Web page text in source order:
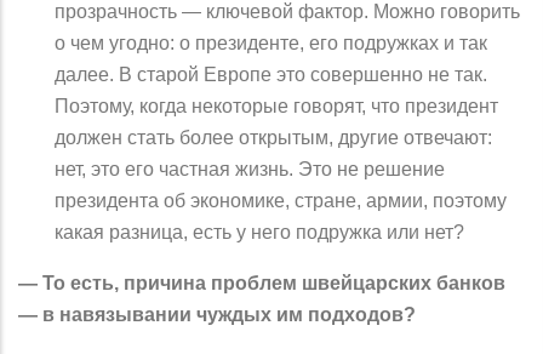
прозрачность — ключевой фактор. Можно говорить
о чем угодно: о президенте, его подружках и так
далее. В старой Европе это совершенно не так.
Поэтому, когда некоторые говорят, что президент
должен стать более открытым, другие отвечают:
нет, это его частная жизнь. Это не решение
президента об экономике, стране, армии, поэтому
какая разница, есть у него подружка или нет?
— То есть, причина проблем швейцарских банков
— в навязывании чуждых им подходов?